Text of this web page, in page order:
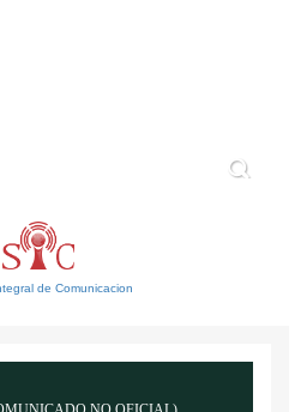
de Comunicacion